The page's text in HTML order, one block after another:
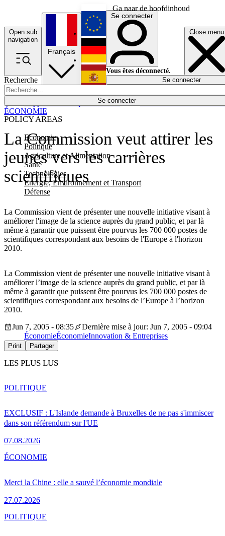
Ga naar de hoofdinhoud
Open sub
navigation
Close menu
Recherche
Se connecter
POLICY AREAS
Economie
Politique
Agriculture et Alimentation
Santé
Technologies
Energie, Environnement et Transport
Défense
Économie
Français
English
Deutsch
Español
Se connecter
Vous êtes déconnecté.
Se connecter
La Commission veut attirer les
jeunes vers les carrières
scientifiques
La Commission vient de présenter une nouvelle initiative visant à
améliorer l'image de la science auprès du grand public, et par là
même à garantir que puissent être pourvus les 700 000 postes de
scientifiques correspondant aux besoins de l'Europe à l'horizon
2010.
ÉCONOMIE
La Commission vient de présenter une nouvelle initiative visant à
améliorer l’image de la science auprès du grand public, et par là
même à garantir que puissent être pourvus les 700 000 postes de
scientifiques correspondant aux besoins de l’Europe à l’horizon
2010.
Jun 7, 2005 - 08:35
Dernière mise à jour: Jun 7, 2005 - 09:04
ÉconomieÉconomieInnovation & Entreprises
Print Partager
LES PLUS LUS
EXCLUSIF : L'Islande demande à Bruxelles de ne pas s'immiscer
dans son référendum sur l'UE
07.08.2026
POLITIQUE
Merci la Chine : elle a sauvé l’économie mondiale
27.07.2026
ÉCONOMIE
POLITIQUE